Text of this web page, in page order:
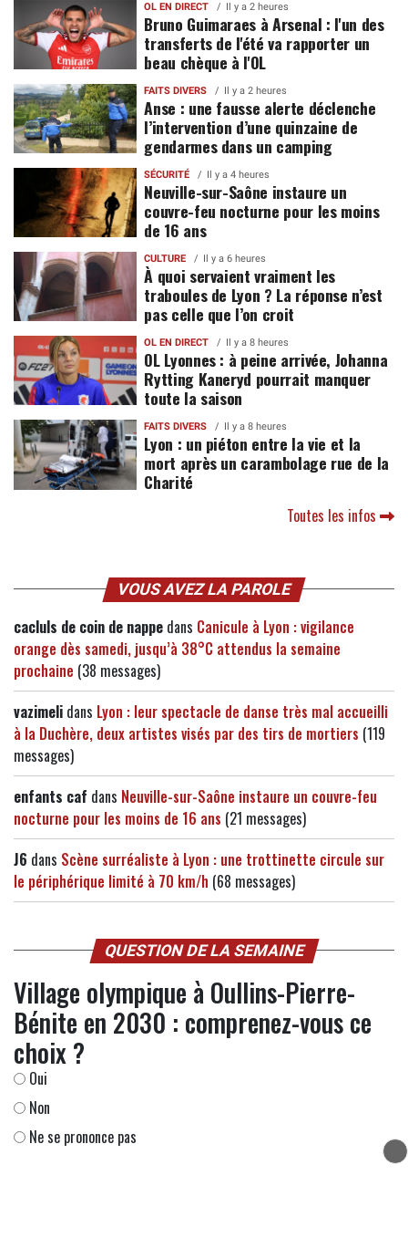
OL EN DIRECT Il y a 2 heures
Bruno Guimaraes à Arsenal : l'un des
transferts de l'été va rapporter un
beau chèque à l'OL
FAITS DIVERS Il y a 2 heures
Anse : une fausse alerte déclenche
l’intervention d’une quinzaine de
gendarmes dans un camping
SÉCURITÉ Il y a 4 heures
Neuville-sur-Saône instaure un
couvre-feu nocturne pour les moins
de 16 ans
CULTURE Il y a 6 heures
À quoi servaient vraiment les
traboules de Lyon ? La réponse n’est
pas celle que l’on croit
OL EN DIRECT Il y a 8 heures
OL Lyonnes : à peine arrivée, Johanna
Rytting Kaneryd pourrait manquer
toute la saison
FAITS DIVERS Il y a 8 heures
Lyon : un piéton entre la vie et la
mort après un carambolage rue de la
Charité
Toutes les infos
VOUS AVEZ LA PAROLE
cacluls de coin de nappe dans Canicule à Lyon : vigilance
orange dès samedi, jusqu’à 38°C attendus la semaine
prochaine (38 messages)
vazimeli dans Lyon : leur spectacle de danse très mal accueilli
à la Duchère, deux artistes visés par des tirs de mortiers (119
messages)
enfants caf dans Neuville-sur-Saône instaure un couvre-feu
nocturne pour les moins de 16 ans (21 messages)
J6 dans Scène surréaliste à Lyon : une trottinette circule sur
le périphérique limité à 70 km/h (68 messages)
QUESTION DE LA SEMAINE
Village olympique à Oullins-Pierre-
Bénite en 2030 : comprenez-vous ce
choix ?
Oui
Non
Ne se prononce pas